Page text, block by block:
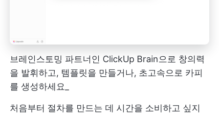
브레인스토밍 파트너인 ClickUp Brain으로 창의력
을 발휘하고, 템플릿을 만들거나, 초고속으로 카피
를 생성하세요_
처음부터 절차를 만드는 데 시간을 소비하고 싶지